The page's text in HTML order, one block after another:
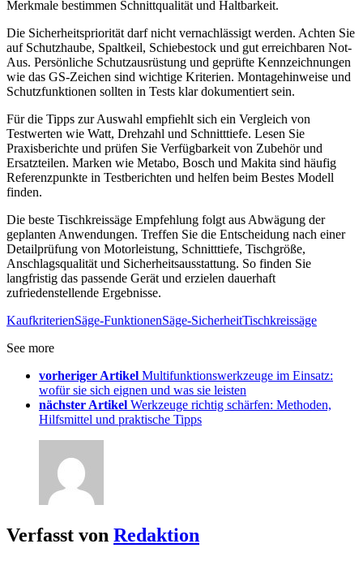
Merkmale bestimmen Schnittqualität und Haltbarkeit.
Die Sicherheitspriorität darf nicht vernachlässigt werden. Achten Sie
auf Schutzhaube, Spaltkeil, Schiebestock und gut erreichbaren Not-
Aus. Persönliche Schutzausrüstung und geprüfte Kennzeichnungen
wie das GS-Zeichen sind wichtige Kriterien. Montagehinweise und
Schutzfunktionen sollten in Tests klar dokumentiert sein.
Für die Tipps zur Auswahl empfiehlt sich ein Vergleich von
Testwerten wie Watt, Drehzahl und Schnitttiefe. Lesen Sie
Praxisberichte und prüfen Sie Verfügbarkeit von Zubehör und
Ersatzteilen. Marken wie Metabo, Bosch und Makita sind häufig
Referenzpunkte in Testberichten und helfen beim Bestes Modell
finden.
Die beste Tischkreissäge Empfehlung folgt aus Abwägung der
geplanten Anwendungen. Treffen Sie die Entscheidung nach einer
Detailprüfung von Motorleistung, Schnitttiefe, Tischgröße,
Anschlagsqualität und Sicherheitsausstattung. So finden Sie
langfristig das passende Gerät und erzielen dauerhaft
zufriedenstellende Ergebnisse.
KaufkriterienSäge-FunktionenSäge-SicherheitTischkreissäge
See more
vorheriger Artikel Multifunktionswerkzeuge im Einsatz:
wofür sie sich eignen und was sie leisten
nächster Artikel Werkzeuge richtig schärfen: Methoden,
Hilfsmittel und praktische Tipps
Verfasst von Redaktion